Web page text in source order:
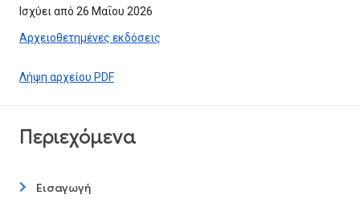
Ισχύει από 26 Μαΐου 2026
Αρχειοθετημένες εκδόσεις
Λήψη αρχείου PDF
Περιεχόμενα
Εισαγωγή